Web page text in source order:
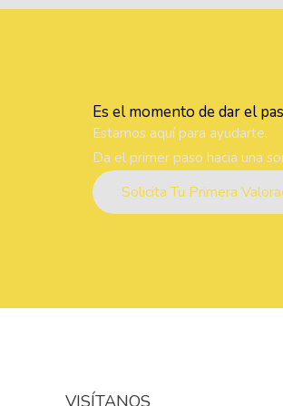
Es el momento de dar el
Estamos aquí para ayudarte.
Da el primer paso hacia una
Solicita Tu Primera
VISÍTANOS